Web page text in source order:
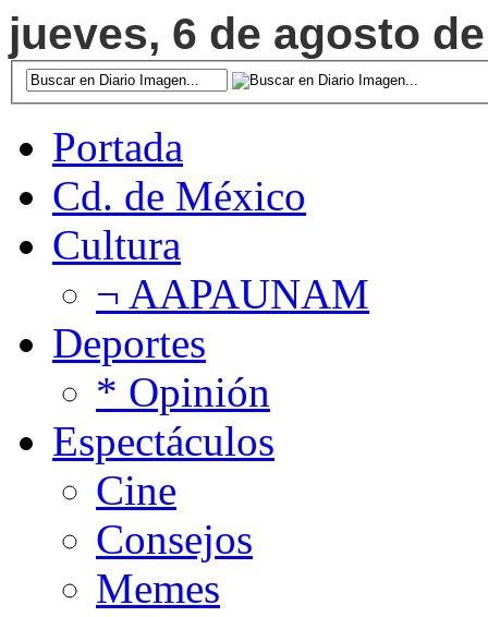
jueves, 6 de agosto
Portada
Cd. de México
Cultura
¬ AAPAUNAM
Deportes
* Opinión
Espectáculos
Cine
Consejos
Memes